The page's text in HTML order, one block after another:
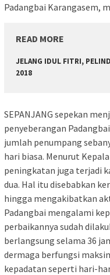
Padangbai Karangasem,
READ MORE
JELANG IDUL FITRI,
2018
SEPANJANG sepekan
penyeberangan
jumlah penumpang
hari biasa. Menurut
peningkatan juga terjadi
dua. Hal itu disebabkan
hingga mengakibatkan
Padangbai mengalami
perbaikannya sudah
berlangsung selama 36
dermaga berfungsi
kepadatan seperti hari-